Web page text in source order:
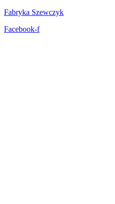
Fabryka Szewczyk
Facebook-f